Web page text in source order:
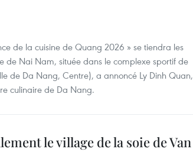
de la cuisine de Quang 2026 » se tiendra les
de Nai Nam, située dans le complexe sportif de
de Da Nang, Centre), a annoncé Ly Dinh Quan,
culinaire de Da Nang.
le village de la soie de Van